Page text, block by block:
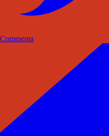
Commenta